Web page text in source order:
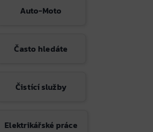
Auto-Moto
Často hledáte
Čistící služby
Elektrikářské práce